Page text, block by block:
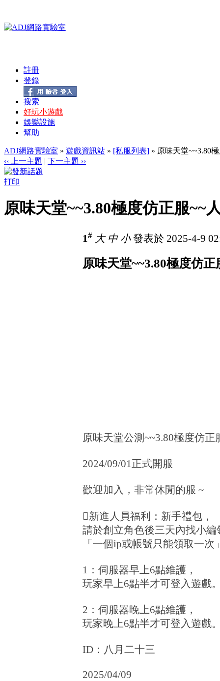
註冊
登錄
搜索
好玩小遊戲
娛樂設施
幫助
ADJ網路實驗室 » 遊戲資訊站 » [私服列表] » 原味天堂~~3.80
‹‹ 上一主題 | 下一主題 ››
打印
原味天堂~~3.80極度仿正服~~
1# 大 中 小發表於 2025-4-9
原味天堂~~3.80極度仿
原味天堂公測~~3.80極度仿
2024/09/01正式開服
歡迎加入，非常休閒的服 ~
新進人員福利：新手禮包，
請於創立角色後三天內找小編
「一個ip或帳號只能領取一次
1：伺服器早上6點維護，
玩家早上6點半才可登入遊戲
2：伺服器晚上6點維護，
玩家晚上6點半才可登入遊戲
ID：八月二十三
2025/04/09